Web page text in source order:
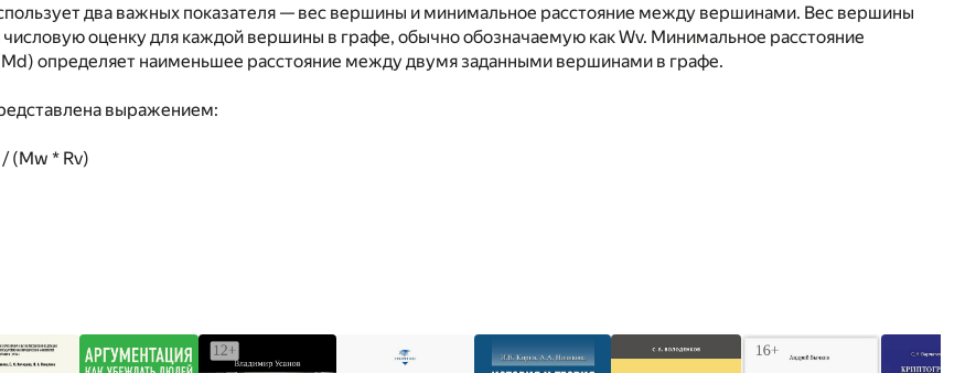
два важных показателя — вес вершины и минимальное расстояние между вершинами. Вес вершины
числовую оценку для каждой вершины в графе, обычно обозначаемую как Wv. Минимальное расстояние
определяет наименьшее расстояние между двумя заданными вершинами в графе.
выражением:
(Mw * Rv)